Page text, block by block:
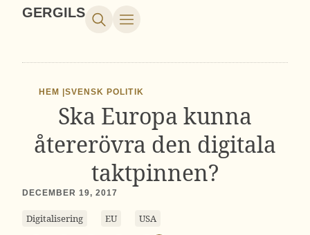
GERGILS
HEM |SVENSK POLITIK
Ska Europa kunna
återerövra den digitala
taktpinnen?
DECEMBER 19, 2017
Digitalisering EU USA